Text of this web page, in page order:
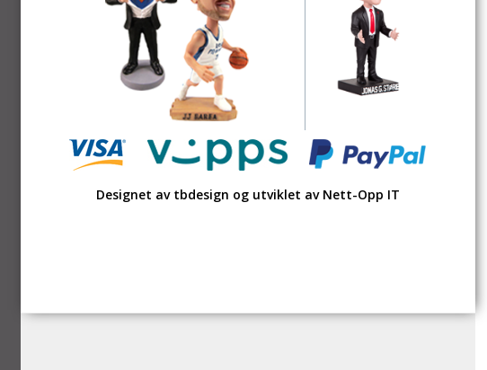
Designet av tbdesign og utviklet av Nett-Opp IT